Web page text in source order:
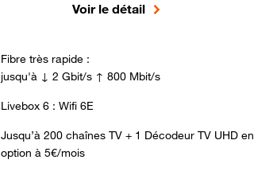
Voir le détail
Fibre très rapide :
jusqu'à ↓ 2 Gbit/s ↑ 800 Mbit/s
Livebox 6 : Wifi 6E
Jusqu’à 200 chaînes TV + 1 Décodeur TV UHD en
option à 5€/mois